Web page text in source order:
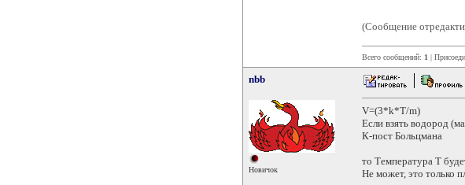
(Сообщение
Всего сообщений: 1 |
nbb
Новичок
V=(3*k*Т/m)
Если взять водород
К-пост Больцмана
то Температура Т
Не может, это только